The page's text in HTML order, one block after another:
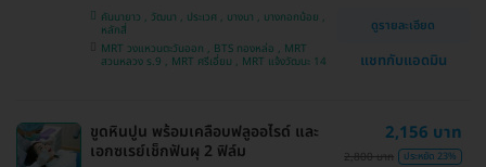
คันนายาว , วัฒนา , ประเวศ , บางนา , บางกอกน้อย ,
หลักสี่
MRT วงแหวนตะวันออก , BTS ทองหล่อ , MRT
สวนหลวง ร.9 , MRT ศรีเอี่ยม , MRT แจ้งวัฒนะ 14
ดูรายละเอียด
แชทกับแอดมิน
ขูดหินปูน พร้อมเคลือบฟลูออไรด์ และ
เอกซเรย์เช็กฟันผุ 2 ฟิล์ม
2,156 บาท
2,800 บาท ประหยัด 23%